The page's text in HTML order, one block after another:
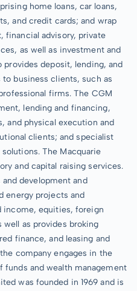
home loans, car loans,
and credit cards; and wrap
financial advisory, private
as well as investment and
provides deposit, lending, and
business clients, such as
firms. The CGM
lending and financing,
and physical execution and
clients; and specialist
The Macquarie
and capital raising services.
development and
energy projects and
income, equities, foreign
as provides broking
finance, and leasing and
company engages in the
and wealth management
was founded in 1969 and is